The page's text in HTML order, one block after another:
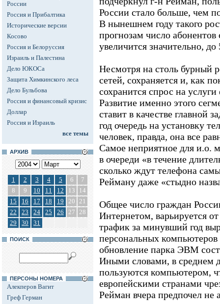
России
Россия и Прибалтика
Исторические версии
Косово
Россия и Белоруссия
Израиль и Палестина
Дело ЮКОСа
Защита Химкинского леса
Дело Бульбова
Россия и финансовый кризис
Доллар
Россия и Израиль
все темы
АРХИВ
1 2 3 4 5 6
7
8
9 10 11 12 13
14
15
16 17 18 19 20 21
22
23 24 25 26 27 28
29
30 31
ПОИСК
ПЕРСОНЫ НОМЕРА
Алекперов Вагит
Греф Герман
России стало больше, чем
В нынешнем году такого
прогнозам число абонентов
увеличится значительно,
Несмотря на столь бурный
сетей, сохраняется и, как
сохранится спрос на
Развитие именно этого
ставит в качестве главной
год очередь на установку
человек, правда, она все
Самое неприятное для и.о.
в очереди «в течение
сколько ждут телефона
Рейману даже «стыдно
Общее число граждан
Интернетом, варьируется
трафик за минувший год
персональных
обновление парка ЭВМ
Иными словами, в среднем
пользуются компьютером,
европейскими странами
Рейман вчера предпочел не